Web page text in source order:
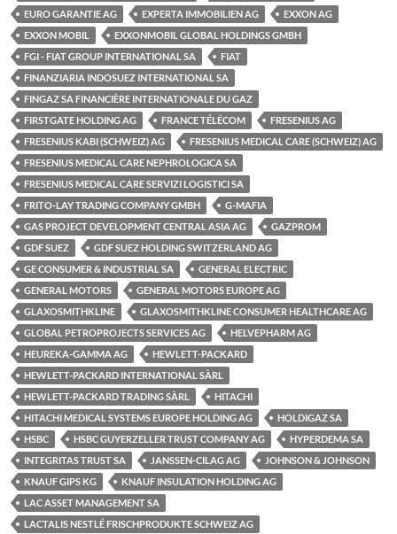
EURO GARANTIE AG
EXPERTA IMMOBILIEN AG
EXXON AG
EXXON MOBIL
EXXONMOBIL GLOBAL HOLDINGS GMBH
FGI - FIAT GROUP INTERNATIONAL SA
FIAT
FINANZIARIA INDOSUEZ INTERNATIONAL SA
FINGAZ SA FINANCIÈRE INTERNATIONALE DU GAZ
FIRSTGATE HOLDING AG
FRANCE TÉLÉCOM
FRESENIUS AG
FRESENIUS KABI (SCHWEIZ) AG
FRESENIUS MEDICAL CARE (SCHWEIZ) AG
FRESENIUS MEDICAL CARE NEPHROLOGICA SA
FRESENIUS MEDICAL CARE SERVIZI LOGISTICI SA
FRITO-LAY TRADING COMPANY GMBH
G-MAFIA
GAS PROJECT DEVELOPMENT CENTRAL ASIA AG
GAZPROM
GDF SUEZ
GDF SUEZ HOLDING SWITZERLAND AG
GE CONSUMER & INDUSTRIAL SA
GENERAL ELECTRIC
GENERAL MOTORS
GENERAL MOTORS EUROPE AG
GLAXOSMITHKLINE
GLAXOSMITHKLINE CONSUMER HEALTHCARE AG
GLOBAL PETROPROJECTS SERVICES AG
HELVEPHARM AG
HEUREKA-GAMMA AG
HEWLETT-PACKARD
HEWLETT-PACKARD INTERNATIONAL SÀRL
HEWLETT-PACKARD TRADING SÀRL
HITACHI
HITACHI MEDICAL SYSTEMS EUROPE HOLDING AG
HOLDIGAZ SA
HSBC
HSBC GUYERZELLER TRUST COMPANY AG
HYPERDEMA SA
INTEGRITAS TRUST SA
JANSSEN-CILAG AG
JOHNSON & JOHNSON
KNAUF GIPS KG
KNAUF INSULATION HOLDING AG
LAC ASSET MANAGEMENT SA
LACTALIS NESTLÉ FRISCHPRODUKTE SCHWEIZ AG